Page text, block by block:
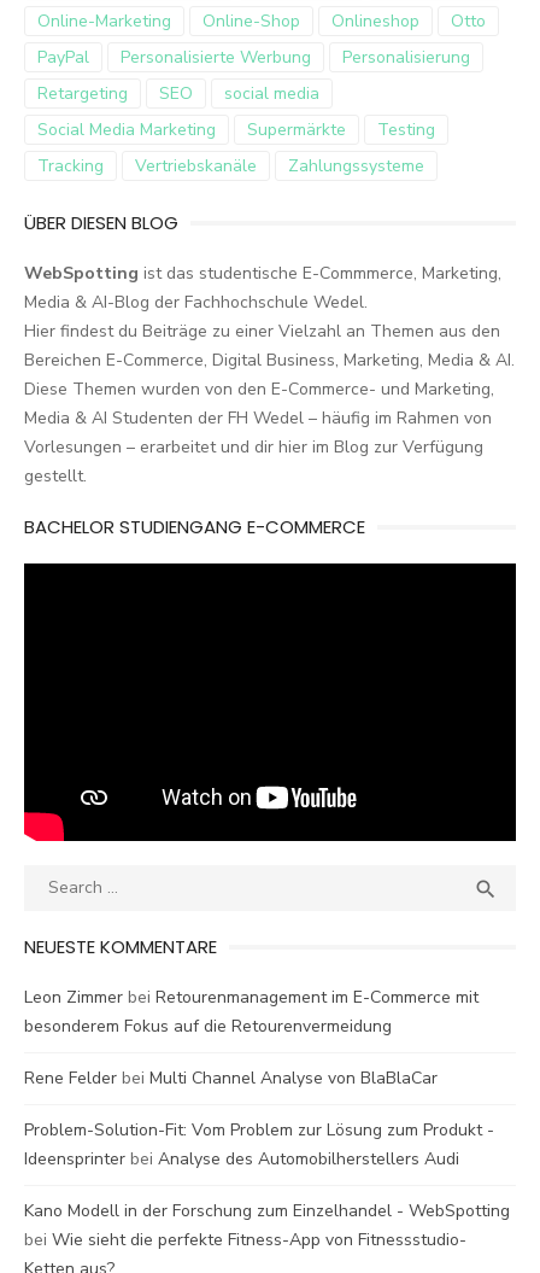
Online-Marketing
Online-Shop Onlineshop
Otto
PayPal
Personalisierte Werbung
Personalisierung
Retargeting
SEO
social media
Social Media Marketing
Supermärkte
Testing
Tracking
Vertriebskanäle Zahlungssysteme
ÜBER DIESEN BLOG
WebSpotting ist das studentische E-Commmerce, Marketing,
Media & AI-Blog der Fachhochschule Wedel.
Hier findest du Beiträge zu einer Vielzahl an Themen aus den
Bereichen E-Commerce, Digital Business, Marketing, Media & AI.
Diese Themen wurden von den E-Commerce- und Marketing,
Media & AI Studenten der FH Wedel – häufig im Rahmen von
Vorlesungen – erarbeitet und dir hier im Blog zur Verfügung
gestellt.
BACHELOR STUDIENGANG E-COMMERCE
Search

NEUESTE KOMMENTARE
Leon Zimmer bei Retourenmanagement im E-Commerce mit
besonderem Fokus auf die Retourenvermeidung
Rene Felder bei Multi Channel Analyse von BlaBlaCar
Problem-Solution-Fit: Vom Problem zur Lösung zum Produkt -
Ideensprinter bei Analyse des Automobilherstellers Audi
Kano Modell in der Forschung zum Einzelhandel - WebSpotting
bei Wie sieht die perfekte Fitness-App von Fitnessstudio-